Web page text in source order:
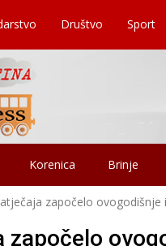
Društvo Sport
Korenica Brinje
započelo
započelo